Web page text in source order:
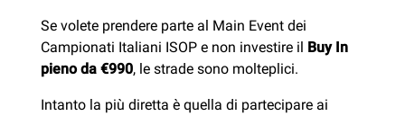
Se volete prendere parte al Main Event dei
Campionati Italiani ISOP e non investire il Buy In
pieno da €990, le strade sono molteplici.
Intanto la più diretta è quella di partecipare ai